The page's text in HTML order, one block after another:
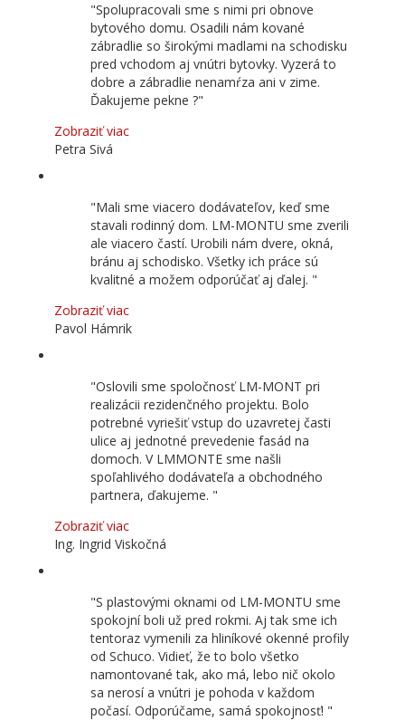
Spolupracovali sme s nimi pri obnove
bytového domu. Osadili nám kované
zábradlie so širokými madlami na schodisku
pred vchodom aj vnútri bytovky. Vyzerá to
dobre a zábradlie nenamŕza ani v zime.
Ďakujeme pekne ?
Zobraziť viac
Petra Sivá
Mali sme viacero dodávateľov, keď sme
stavali rodinný dom. LM-MONTU sme zverili
ale viacero častí. Urobili nám dvere, okná,
bránu aj schodisko. Všetky ich práce sú
kvalitné a možem odporúčať aj ďalej.
Zobraziť viac
Pavol Hámrik
Oslovili sme spoločnosť LM-MONT pri
realizácii rezidenčného projektu. Bolo
potrebné vyriešiť vstup do uzavretej časti
ulice aj jednotné prevedenie fasád na
domoch. V LMMONTE sme našli
spoľahlivého dodávateľa a obchodného
partnera, ďakujeme.
Zobraziť viac
Ing. Ingrid Viskočná
S plastovými oknami od LM-MONTU sme
spokojní boli už pred rokmi. Aj tak sme ich
tentoraz vymenili za hliníkové okenné profily
od Schuco. Vidieť, že to bolo všetko
namontované tak, ako má, lebo nič okolo
sa nerosí a vnútri je pohoda v každom
počasí. Odporúčame, samá spokojnosť!